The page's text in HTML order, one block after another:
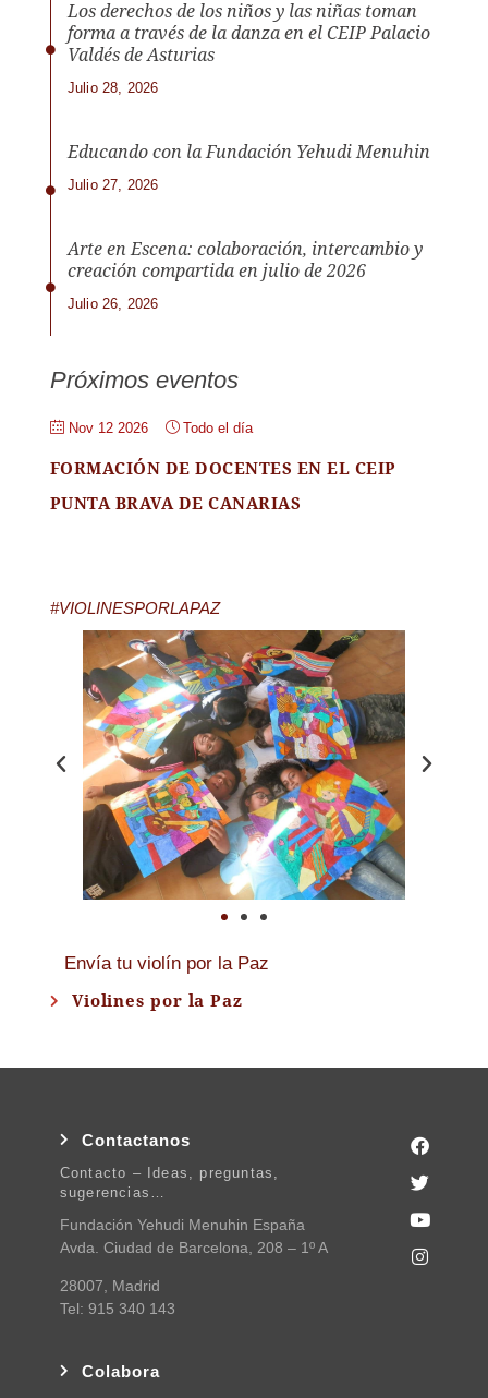
Los derechos de los niños y las niñas toman
forma a través de la danza en el CEIP Palacio
Valdés de Asturias
Julio 28, 2026
Educando con la Fundación Yehudi Menuhin
Julio 27, 2026
Arte en Escena: colaboración, intercambio y
creación compartida en julio de 2026
Julio 26, 2026
Próximos eventos
Nov 12 2026 Todo el día
FORMACIÓN DE DOCENTES EN EL CEIP
PUNTA BRAVA DE CANARIAS
#VIOLINESPORLAPAZ
Envía tu violín por la Paz
Violines por la Paz
Contactanos
Contacto – Ideas, preguntas,
sugerencias…
Fundación Yehudi Menuhin España
Avda. Ciudad de Barcelona, 208 – 1º A
28007, Madrid
Tel: 915 340 143
Colabora